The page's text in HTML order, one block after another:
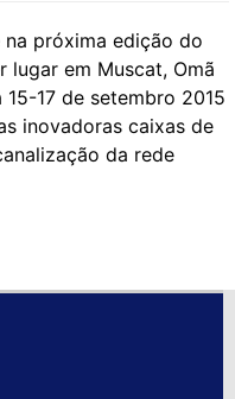
na próxima edição do
lugar em Muscat, Omã
17 de setembro 2015
inovadoras caixas de
da rede